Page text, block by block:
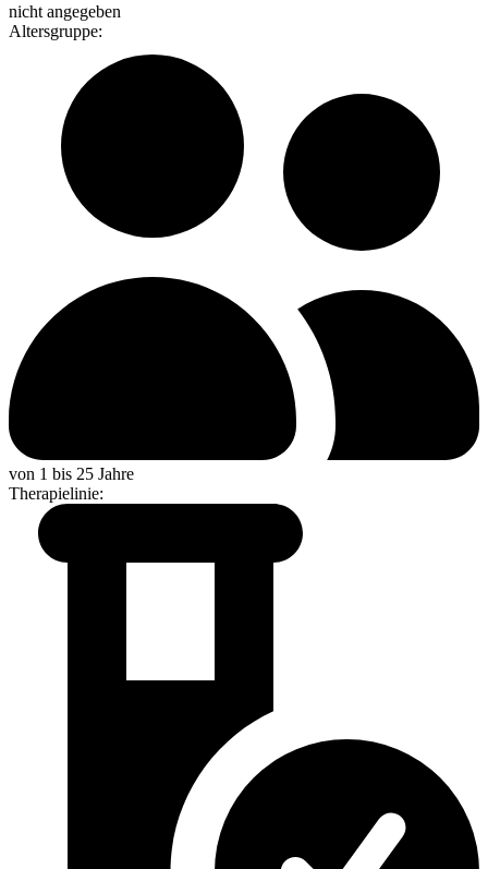
nicht angegeben
Altersgruppe:
von 1 bis 25 Jahre
Therapielinie: